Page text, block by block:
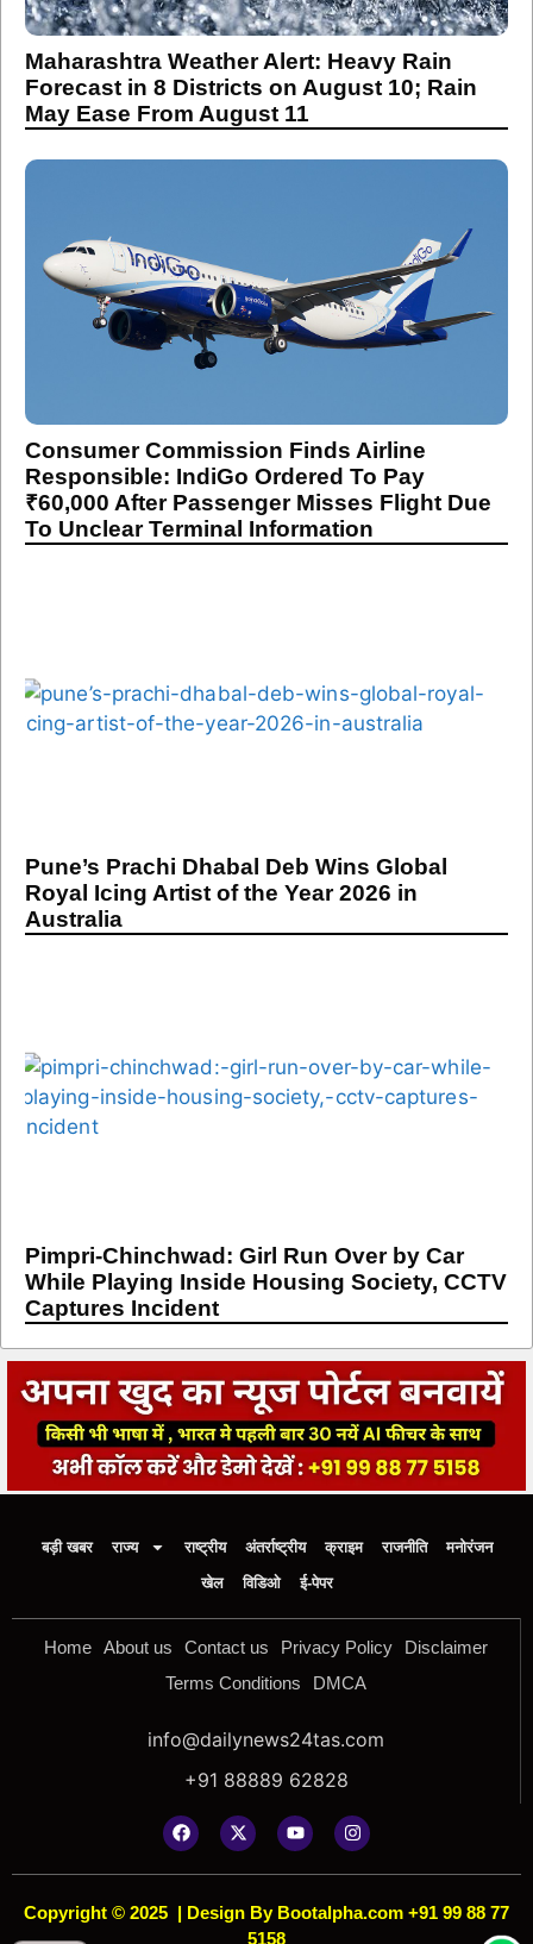
Maharashtra Weather Alert: Heavy Rain
Forecast in 8 Districts on August 10; Rain
May Ease From August 11
Consumer Commission Finds Airline
Responsible: IndiGo Ordered To Pay
₹60,000 After Passenger Misses Flight Due
To Unclear Terminal Information
Pune’s Prachi Dhabal Deb Wins Global
Royal Icing Artist of the Year 2026 in
Australia
Pimpri-Chinchwad: Girl Run Over by Car
While Playing Inside Housing Society, CCTV
Captures Incident
बड़ी खबर राज्य राष्ट्रीय अंतर्राष्ट्रीय क्राइम राजनीति
मनोरंजन
खेल
विडिओ ई-पेपर
Home About us Contact us Privacy Policy
Disclaimer
Terms Conditions
DMCA
info@dailynews24tas.com
+91 88889 62828
Copyright © 2025 | Design By Bootalpha.com +91 99 88 77
5158